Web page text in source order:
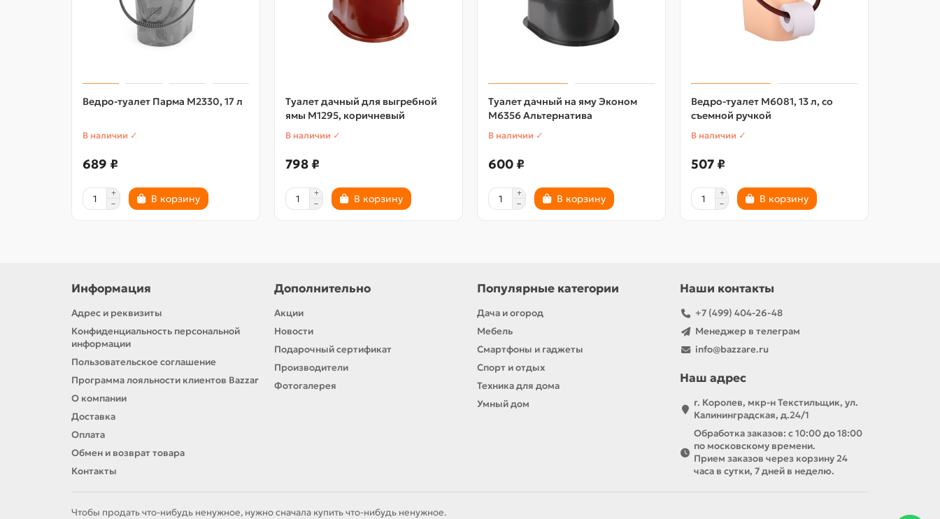
Ведро-туалет Парма М2330, 17 л
В наличии ✓
689 ₽
В корзину
Туалет дачный для выгребной
ямы М1295, коричневый
В наличии ✓
798 ₽
В корзину
Туалет дачный на яму Эконом
М6356 Альтернатива
В наличии ✓
600 ₽
В корзину
Ведро-туалет М6081, 13 л, со
съемной ручкой
В наличии ✓
507 ₽
В корзину
Информация
Адрес и реквизиты
Конфиденциальность персональной
информации
Пользовательское соглашение
Программа лояльности клиентов Bazzar
О компании
Доставка
Оплата
Обмен и возврат товара
Контакты
Дополнительно
Акции
Новости
Подарочный сертификат
Производители
Фотогалерея
Популярные категории
Дача и огород
Мебель
Смартфоны и гаджеты
Спорт и отдых
Техника для дома
Умный дом
Наши контакты
+7 (499) 404-26-48
Менеджер в телеграм
info@bazzare.ru
Наш адрес
г. Королев, мкр-н Текстильщик, ул.
Калининградская, д.24/1
Обработка заказов: с 10:00 до 18:00
по московскому времени.
Прием заказов через корзину 24
часа в сутки, 7 дней в неделю.
Чтобы продать что-нибудь ненужное, нужно сначала купить что-нибудь ненужное.